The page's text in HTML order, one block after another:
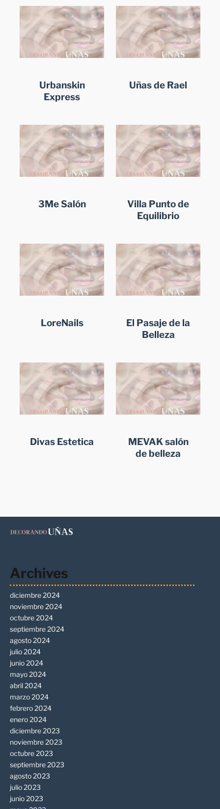
Urbanskin
Express
Uñas de Rael
3Me Salón
Villa Punto de
Equilibrio
LoreNails
El Pasaje de la
Belleza
Divas Estetica
MEVAK salón
de belleza
Archives
diciembre 2024
noviembre 2024
octubre 2024
septiembre 2024
agosto 2024
julio 2024
junio 2024
mayo 2024
abril 2024
marzo 2024
febrero 2024
enero 2024
diciembre 2023
noviembre 2023
octubre 2023
septiembre 2023
agosto 2023
julio 2023
junio 2023